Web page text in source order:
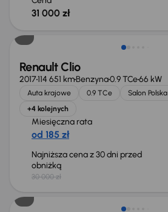
31 000 zł
Renault Clio
2017114 651 kmBenzyna0.9 TCe66 kW
Auta krajowe 0.9 TCe Salon Polska
+4 kolejnych
Miesięczna rata
od 185 zł
Najniższa cena z 30 dni przed
obniżką
30 000 zł
Taniej o 500 zł